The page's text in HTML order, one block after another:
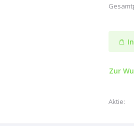
Zur
Aktie: